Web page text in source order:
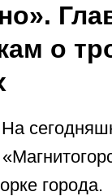
о
На
города.